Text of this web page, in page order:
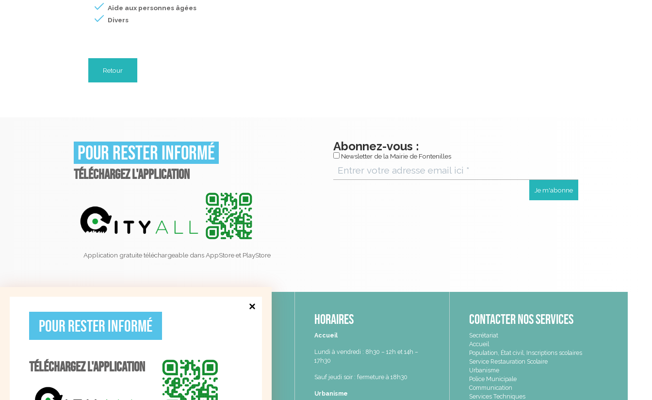
Aide aux personnes âgées
Divers
Retour
Pour rester informé
TÉLÉCHARGEZ L'APPLICATION
Pour rester informé
TÉLÉCHARGEZ L'APPLICATION
Application gratuite téléchargeable dans AppStore et PlayStore
Abonnez-vous :
Newsletter de la Mairie de Fontenilles
31470 Fontenilles
Tél : 05 61 91 55 80
Fax : 05 16 44 07 14
Horaires
Accueil
Lundi à vendredi : 8h30 – 12h et 14h –
17h30
Sauf jeudi soir : fermeture à 18h30
Urbanisme
Contacter nos services
Secrétariat
Accueil
Population, État civil, Inscriptions scolaires
Service Restauration Scolaire
Urbanisme
Police Municipale
Communication
Services Techniques